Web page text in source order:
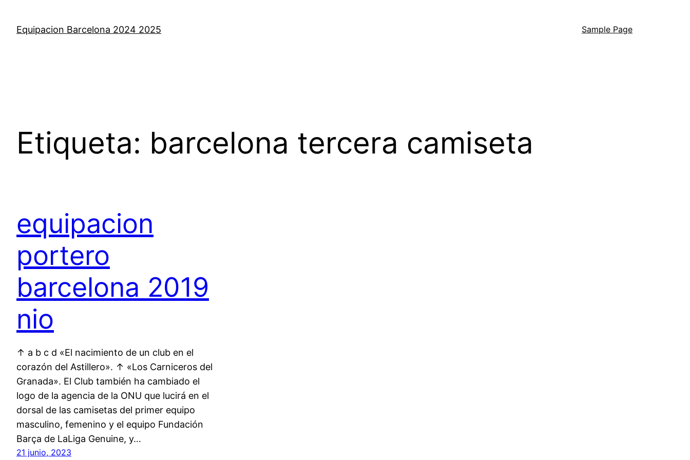
contenido
Equipacion Barcelona 2024 2025 Sample Page
Etiqueta: barcelona tercera camiseta
equipacion
portero
barcelona 2019
nio
↑ a b c d «El nacimiento de un club en el
corazón del Astillero». ↑ «Los Carniceros del
Granada». El Club también ha cambiado el
logo de la agencia de la ONU que lucirá en el
dorsal de las camisetas del primer equipo
masculino, femenino y el equipo Fundación
Barça de LaLiga Genuine, y…
21 junio, 2023